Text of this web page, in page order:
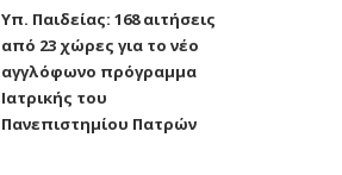
Υπ. Παιδείας: 168 αιτήσεις
από 23 χώρες για το νέο
αγγλόφωνο πρόγραμμα
Ιατρικής του
Πανεπιστημίου Πατρών